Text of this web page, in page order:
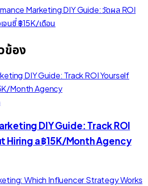
Marketing DIY Guide: วัดผล ROI
เจนซี่ ฿15K/เดือน
ข้อง
DIY Guide: Track ROI
Hiring a ฿15K/Month Agency